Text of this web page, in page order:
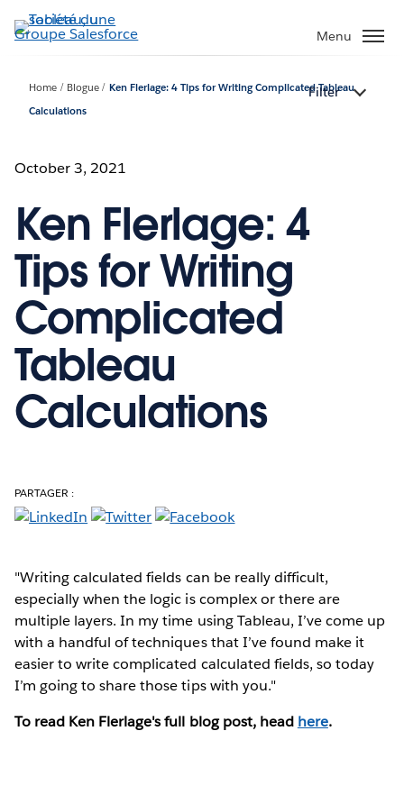
Aller
au
Menu
Home Blogue
Ken Flerlage: 4 Tips for Writing Complicated Tableau
Calculations
Filter
October 3, 2021
Ken Flerlage: 4
Tips for Writing
Complicated
Tableau
Calculations
PARTAGER :
"Writing calculated fields can be really difficult,
especially when the logic is complex or there are
multiple layers. In my time using Tableau, I’ve come up
with a handful of techniques that I’ve found make it
easier to write complicated calculated fields, so today
I’m going to share those tips with you."
To read Ken Flerlage's full blog post, head here.